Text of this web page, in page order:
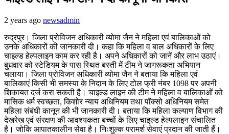
2 years ago newsadmin
रुद्रपुर। जिला प्रोविजन अधिकारी व्योमा जैन ने महिला एवं बालिकाओं को
उनके अधिकारों की जानकारी दी। कहा कि महिला व बाल अधिकारों के लिए
चाइल्ड हेल्पलाइन काम कर रही है। अपने अधिकारों को जानें और लाभ उठाएं।
बुधवार को स्टेडियम के पास स्थित बस्ती में टीम ने जागरूकता अभियान
चलाया। जिला प्रोविजन अधिकारी व्योमा जैन ने बताया कि महिला एवं
बालिकाएं किसी भी समस्या के निदान के लिए टोल फ्री नंबर 1098 पर अपनी
शिकायत दर्ज करा सकती है। चाइल्ड लाइन की टीम ने महिला व बालिकाओं को
मासिक धर्म स्वच्छता, किशोर न्याय अधिनियम तथा पॉक्सो अधिनियम समेत
महिला संबंधी कानून की भी जानकारी दी। बताया कि महिला कल्याण विभाग की
देखरेख एवं संरक्षण की आवश्यकता बच्चों के लिए चाइल्ड हेल्पलाइन संचालित
है। जोकि आपातकालीन सेवा है। निःशुल्क परामर्श सेवाएं प्रदान की जाती हैं।